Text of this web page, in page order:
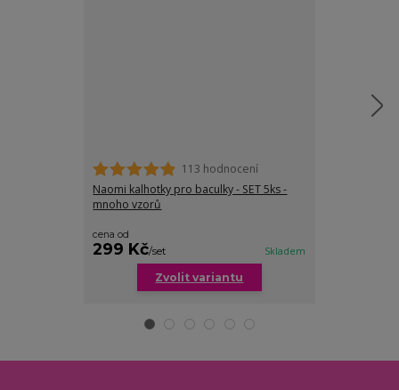
113 hodnocení
Naomi kalhotky pro baculky - SET 5ks -
mnoho vzorů
cena od
299 Kč/set Skladem
Zvolit variantu